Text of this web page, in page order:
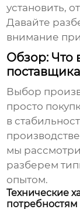
установить,
Давайте
внимание
Обзор: Что
Выбор
просто
в
мы
разберем
опытом.
Технические
потребностям